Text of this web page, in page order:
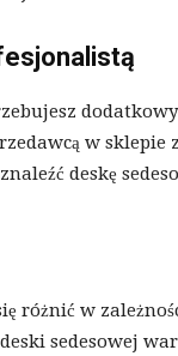
w
deskę
różnić w
sedesowej